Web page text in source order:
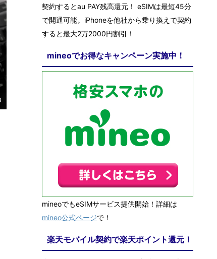
契約するとau PAY残高還元！ eSIMは最短45分
で開通可能。iPhoneを他社から乗り換えで契約
すると最大2万2000円割引！
mineoでお得なキャンペーン実施中！
mineoでもeSIMサービス提供開始！詳細は
mineo公式ページで！
楽天モバイル契約で楽天ポイント還元！